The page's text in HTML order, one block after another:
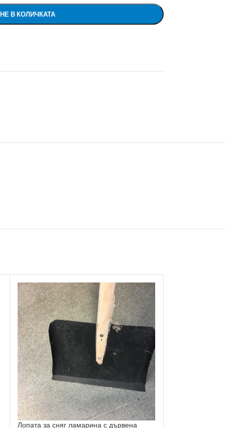
В КОЛИЧКАТА
Лопата за сняг ламарина с дървена